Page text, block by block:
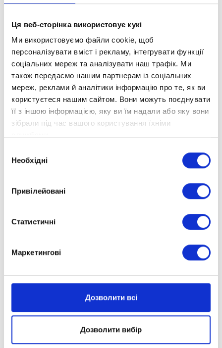
Ця веб-сторінка використовує кукі
Ми використовуємо файли cookie, щоб
персоналізувати вміст і рекламу, інтегрувати функції
соціальних мереж та аналізувати наш трафік. Ми
також передаємо нашим партнерам із соціальних
мереж, реклами й аналітики інформацію про те, як ви
користуєтеся нашим сайтом. Вони можуть поєднувати
її з іншою інформацією, яку ви їм надали або яку вони
зібрали під час вашого користування їхніми
згоди
Необхідні
Привілейовані
Статистичні
Маркетингові
Дозволити всі
Дозволити вибір